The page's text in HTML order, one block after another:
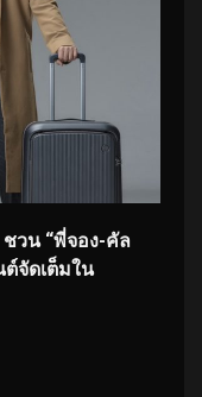
ชวน “พี่จอง-คัล
ต์จัดเต็มใน